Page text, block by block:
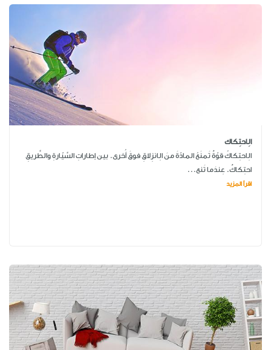
الِاحتِكاك
الِاحتِكاكُ قوّةٌ تَمنَعُ المادّةَ منَ الِانزِلاقِ فوقَ أُخرى. بين إطاراتِ السَّيّارةِ والطَّريقِ
احتِكاكٌ. عِندَما تَنع...
اقرأ المزيد